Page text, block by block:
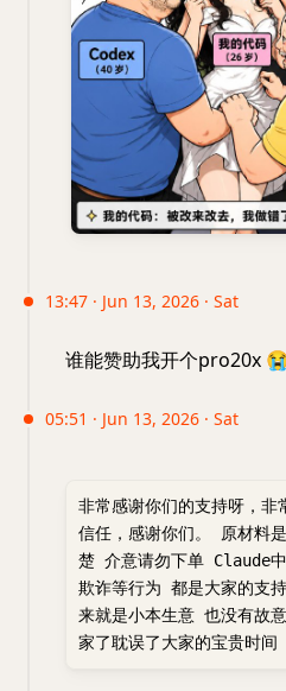
13:47 · Jun 13, 2026 · Sat
谁能赞助我开个pro20x
05:51 · Jun 13, 2026 · Sat
非常感谢你们的支持呀，非
信任，感谢你们。 原材料
楚 介意请勿下单 Claude
欺诈等行为 都是大家的支
来就是小本生意 也没有故
家了耽误了大家的宝贵时间